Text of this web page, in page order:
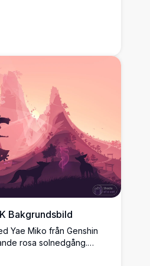
Bakgrundsbild
Yae Miko från Genshin
rosa solnedgång.